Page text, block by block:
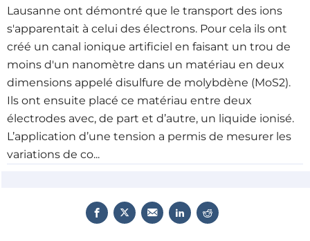
Lausanne ont démontré que le transport des ions
s'apparentait à celui des électrons. Pour cela ils ont
créé un canal ionique artificiel en faisant un trou de
moins d'un nanomètre dans un matériau en deux
dimensions appelé disulfure de molybdène (MoS2).
Ils ont ensuite placé ce matériau entre deux
électrodes avec, de part et d’autre, un liquide ionisé.
L’application d’une tension a permis de mesurer les
variations de co...